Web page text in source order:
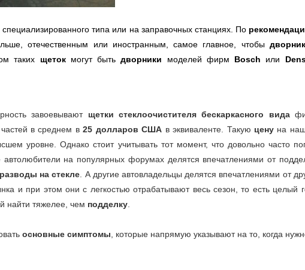
специализированного типа или на заправочных станциях. По
отечественным или иностранным, самое главное, чтобы
таких щеток могут бытьдворники моделей фирм Bosch или
завоевывают щетки стеклоочистителя бескаркасного вида
в среднем в25 долларов США в эквиваленте. Такую цену на
уровне. Однако стоит учитывать тот момент, что довольно часто
автолюбители на популярных форумах делятся впечатлениями от
разводы на стекле. А другие автовладельцы делятся впечатлениями от
и при этом они с легкостью отрабатывают весь сезон, то есть целый
найти тяжелее, чем подделку.
основные симптомы, которые напрямую указывают на то, когда